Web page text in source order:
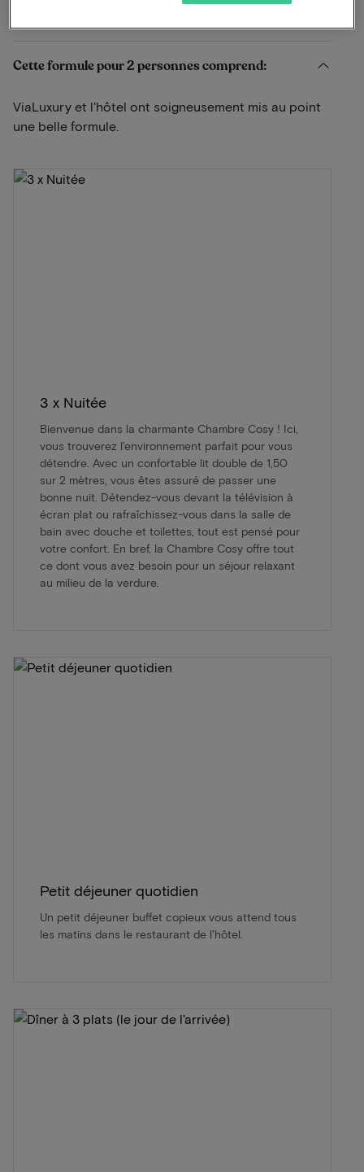
Cette formule pour 2 personnes comprend:
ViaLuxury et l'hôtel ont soigneusement mis au point
une belle formule.
3 x Nuitée
Bienvenue dans la charmante Chambre Cosy ! Ici,
vous trouverez l'environnement parfait pour vous
détendre. Avec un confortable lit double de 1,50
sur 2 mètres, vous êtes assuré de passer une
bonne nuit. Détendez-vous devant la télévision à
écran plat ou rafraîchissez-vous dans la salle de
bain avec douche et toilettes, tout est pensé pour
votre confort. En bref, la Chambre Cosy offre tout
ce dont vous avez besoin pour un séjour relaxant
au milieu de la verdure.
Petit déjeuner quotidien
Un petit déjeuner buffet copieux vous attend tous
les matins dans le restaurant de l'hôtel.